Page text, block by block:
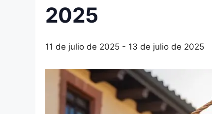
2025
11 de julio de 2025 - 13 de julio de 2025